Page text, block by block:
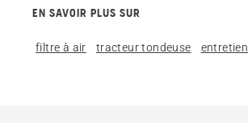
EN SAVOIR PLUS SUR
filtre à air tracteur tondeuse entretien